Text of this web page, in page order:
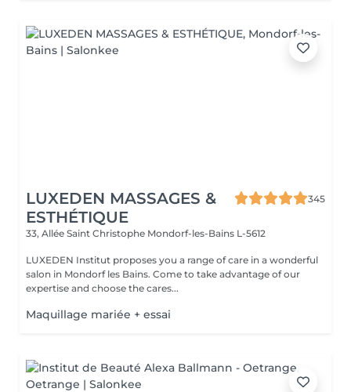
LUXEDEN MASSAGES &
ESTHÉTIQUE
345
33, Allée Saint Christophe Mondorf-les-Bains L-5612
LUXEDEN Institut proposes you a range of care in a wonderful
salon in Mondorf les Bains. Come to take advantage of our
expertise and choose the cares...
Maquillage mariée + essai